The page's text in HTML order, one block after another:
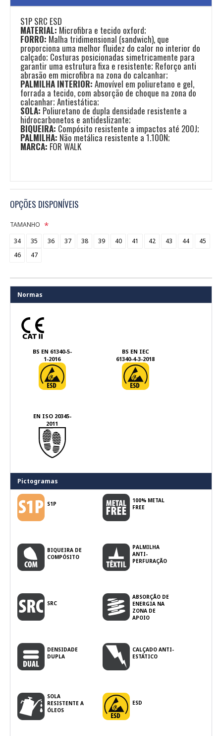
S1P SRC ESD
MATERIAL: Microfibra e tecido oxford;
FORRO: Malha tridimensional (sandwich), que
proporciona uma melhor fluidez do calor no interior do
calçado; Costuras posicionadas simetricamente para
garantir uma estrutura fixa e resistente; Reforço anti
abrasão em microfibra na zona do calcanhar;
PALMILHA INTERIOR: Amovível em poliuretano e gel,
forrada a tecido, com absorção de choque na zona do
calcanhar; Antiestática;
SOLA: Poliuretano de dupla densidade resistente a
hidrocarbonetos e antideslizante;
BIQUEIRA: Compósito resistente a impactos até 200J;
PALMILHA: Não metálica resistente a 1.100N;
MARCA: FOR WALK
OPÇÕES DISPONÍVEIS
TAMANHO
34
35 36 37 38 39 40 41 42 43 44
45
46
47
Normas
BS EN 61340-5-
1-2016
BS EN IEC
61340-4-3-2018
EN ISO 20345-
2011
Pictogramas
S1P
100% METAL
FREE
BIQUEIRA DE
COMPÓSITO
PALMILHA
ANTI-
PERFURAÇÃO
SRC
ABSORÇÃO DE
ENERGIA NA
ZONA DE
APOIO
DENSIDADE
DUPLA
CALÇADO ANTI-
ESTÁTICO
SOLA
RESISTENTE A
ÓLEOS
ESD